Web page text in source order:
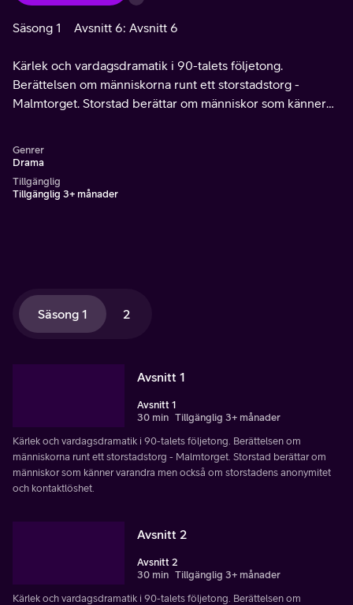
Säsong 1 Avsnitt 6: Avsnitt 6
Kärlek och vardagsdramatik i 90-talets följetong.
Berättelsen om människorna runt ett storstadstorg -
Malmtorget. Storstad berättar om människor som känner
Genrer
Drama
Tillgänglig
Tillgänglig 3+ månader
Säsong 1 2
Avsnitt 1
Avsnitt 1
30 min Tillgänglig 3+ månader
Kärlek och vardagsdramatik i 90-talets följetong. Berättelsen om
människorna runt ett storstadstorg - Malmtorget. Storstad berättar om
människor som känner varandra men också om storstadens anonymitet
och kontaktlöshet.
Avsnitt 2
Avsnitt 2
30 min Tillgänglig 3+ månader
Kärlek och vardagsdramatik i 90-talets följetong. Berättelsen om